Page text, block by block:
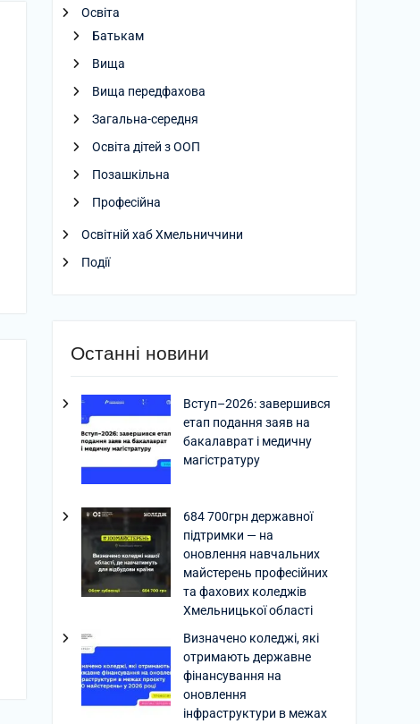
Освіта
Батькам
Вища
Вища передфахова
Загальна-середня
Освіта дітей з ООП
Позашкільна
Професійна
Освітній хаб Хмельниччини
Події
Останні новини
Вступ–2026: завершився
етап подання заяв на
бакалаврат і медичну
магістратуру
684 700грн державної
підтримки — на
оновлення навчальних
майстерень професійних
та фахових коледжів
Хмельницької області
Визначено коледжі, які
отримають державне
фінансування на
оновлення
інфраструктури в межах